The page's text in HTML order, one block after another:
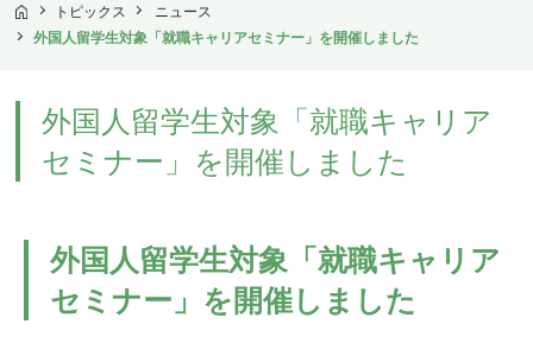
TOP
トピックス
ニュース
外国人留学生対象「就職キャリアセミナー」を開催しました
外国人留学生対象「就職キャリア
セミナー」を開催しました
外国人留学生対象「就職キャリア
セミナー」を開催しました